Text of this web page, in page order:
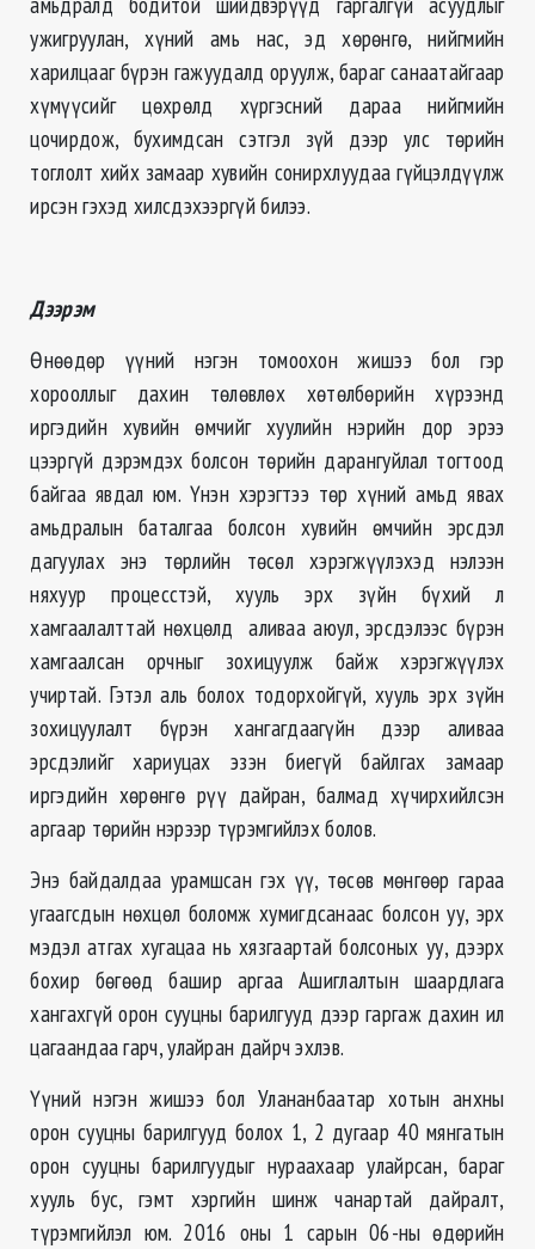
ужигруулан, хүний амь нас, эд хөрөнгө, нийгмийн
харилцааг бүрэн гажуудалд оруулж, бараг санаатайгаар
хүмүүсийг цөхрөлд хүргэсний дараа нийгмийн
цочирдож, бухимдсан сэтгэл зүй дээр улс төрийн
тоглолт хийх замаар хувийн сонирхлуудаа гүйцэлдүүлж
ирсэн гэхэд хилсдэхээргүй билээ.
Дээрэм
Өнөөдөр үүний нэгэн томоохон жишээ бол гэр
хорооллыг дахин төлөвлөх хөтөлбөрийн хүрээнд
иргэдийн хувийн өмчийг хуулийн нэрийн дор эрээ
цээргүй дэрэмдэх болсон төрийн дарангуйлал тогтоод
байгаа явдал юм. Үнэн хэрэгтээ төр хүний амьд явах
амьдралын баталгаа болсон хувийн өмчийн эрсдэл
дагуулах энэ төрлийн төсөл хэрэгжүүлэхэд нэлээн
няхуур процесстэй, хууль эрх зүйн бүхий л
хамгаалалттай нөхцөлд аливаа аюул, эрсдэлээс бүрэн
хамгаалсан орчныг зохицуулж байж хэрэгжүүлэх
учиртай. Гэтэл аль болох тодорхойгүй, хууль эрх зүйн
зохицуулалт бүрэн хангагдаагүйн дээр аливаа
эрсдэлийг хариуцах эзэн биегүй байлгах замаар
иргэдийн хөрөнгө рүү дайран, балмад хүчирхийлсэн
аргаар төрийн нэрээр түрэмгийлэх болов.
Энэ байдалдаа урамшсан гэх үү, төсөв мөнгөөр гараа
угаагсдын нөхцөл боломж хумигдсанаас болсон уу, эрх
мэдэл атгах хугацаа нь хязгаартай болсоных уу, дээрх
бохир бөгөөд башир аргаа Ашиглалтын шаардлага
хангахгүй орон сууцны барилгууд дээр гаргаж дахин ил
цагаандаа гарч, улайран дайрч эхлэв.
Үүний нэгэн жишээ бол Улананбаатар хотын анхны
орон сууцны барилгууд болох 1, 2 дугаар 40 мянгатын
орон сууцны барилгуудыг нураахаар улайрсан, бараг
хууль бус, гэмт хэргийн шинж чанартай дайралт,
түрэмгийлэл юм. 2016 оны 1 сарын 06-ны өдөрийн